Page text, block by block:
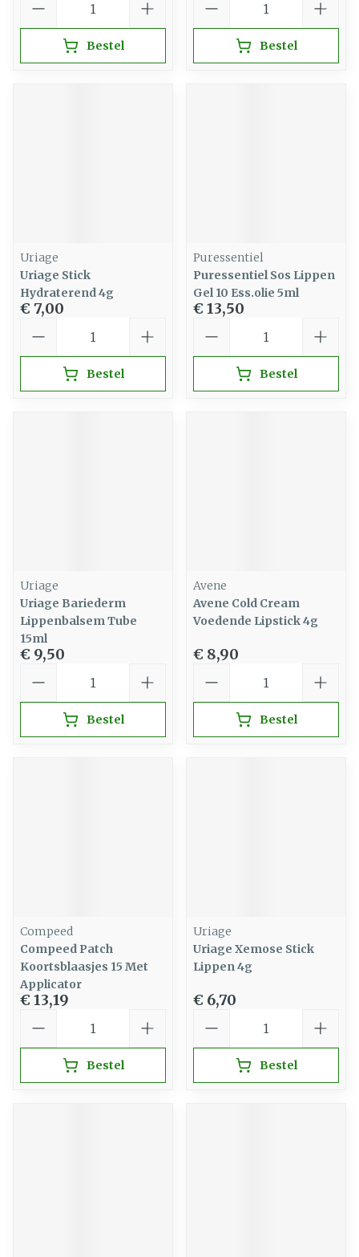
Bestel Bestel
Uriage
Uriage Stick
Hydraterend 4g
€ 7,00
Bestel
Puressentiel
Puressentiel Sos Lippen
Gel 10 Ess.olie 5ml
€ 13,50
Bestel
Uriage
Uriage Bariederm
Lippenbalsem Tube
15ml
€ 9,50
Bestel
Avene
Avene Cold Cream
Voedende Lipstick 4g
€ 8,90
Bestel
Compeed
Compeed Patch
Koortsblaasjes 15 Met
Applicator
€ 13,19
Bestel
Uriage
Uriage Xemose Stick
Lippen 4g
€ 6,70
Bestel